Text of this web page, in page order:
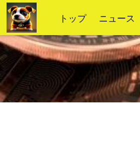
コ
ン
テ
ン
ツ
ス
キ
ッ
トップ ニュース